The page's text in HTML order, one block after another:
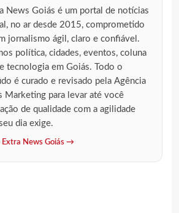
News Goiás é um portal de notícias
no ar desde 2015, comprometido
jornalismo ágil, claro e confiável.
política, cidades, eventos, coluna
tecnologia em Goiás. Todo o
é curado e revisado pela Agência
Marketing para levar até você
de qualidade com a agilidade
dia exige.
Extra News Goiás →